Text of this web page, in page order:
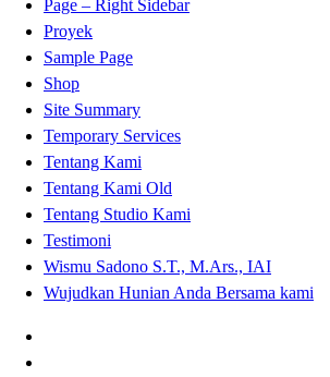
Page – Right Sidebar
Proyek
Sample Page
Shop
Site Summary
Temporary Services
Tentang Kami
Tentang Kami Old
Tentang Studio Kami
Testimoni
Wismu Sadono S.T., M.Ars., IAI
Wujudkan Hunian Anda Bersama kami